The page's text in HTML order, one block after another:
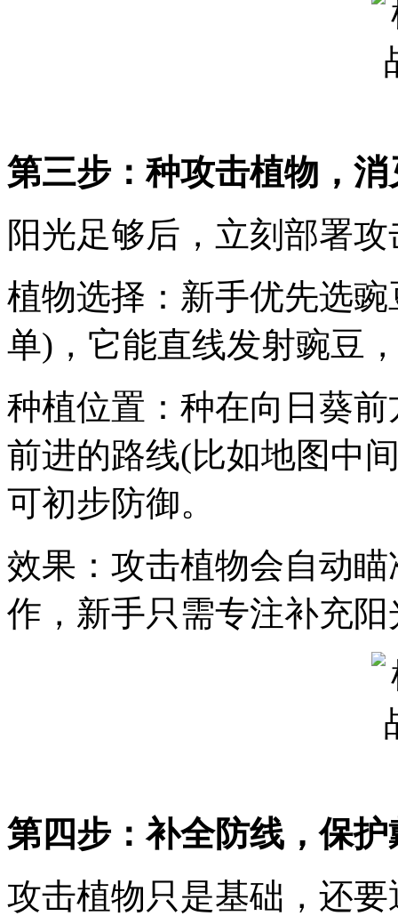
第三步：种攻击植物，
阳光足够后，立刻部署
植物选择：新手优先选
单)，它能直线发射豌豆
种植位置：种在向日葵
前进的路线(比如地图中
可初步防御。
效果：攻击植物会自动
作，新手只需专注补充
第四步：补全防线，保
攻击植物只是基础，还